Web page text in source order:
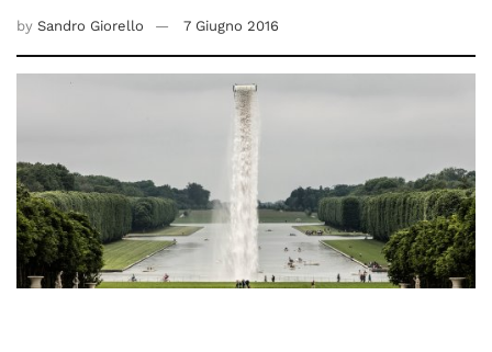
by Sandro Giorello 7 Giugno 2016